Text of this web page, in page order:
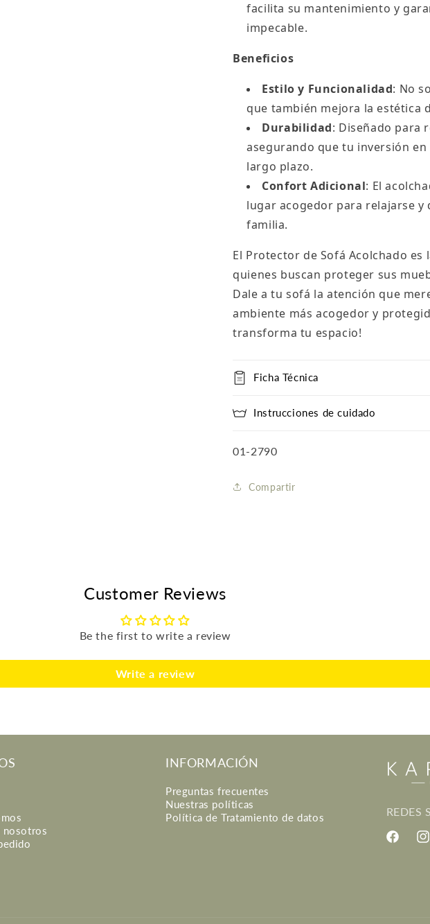
facilita su mantenimiento y
impecable.
Beneficios
Estilo y Funcionalidad: No
que también mejora la estética
Durabilidad: Diseñado para
asegurando que tu inversión
largo plazo.
Confort Adicional: El
lugar acogedor para relajarse
familia.
El Protector de Sofá Acolchado
quienes buscan proteger sus
Dale a tu sofá la atención que
ambiente más acogedor y
transforma tu espacio!
Ficha Técnica
Instrucciones de cuidado
SKU:
01-2790
Compartir
Customer Reviews
Be the first to write a review
Write a review
nosotros
INFORMACIÓN
Preguntas frecuentes
Nuestras políticas
Política de Tratamiento de datos
REDES
Facebook